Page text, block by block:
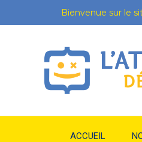
Bienvenue sur le
ACCUEIL